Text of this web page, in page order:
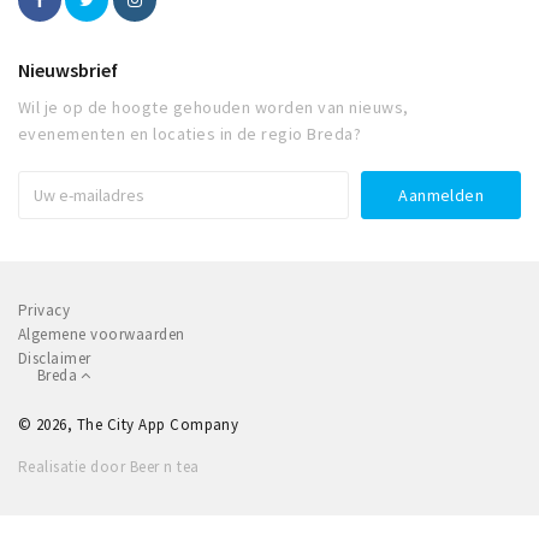
Nieuwsbrief
Wil je op de hoogte gehouden worden van nieuws,
evenementen en locaties in de regio Breda?
Privacy
Algemene voorwaarden
Disclaimer
Breda
© 2026, The City App Company
Realisatie door Beer n tea